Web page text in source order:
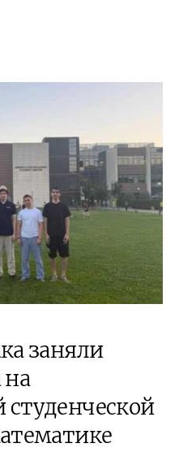
заняли
на